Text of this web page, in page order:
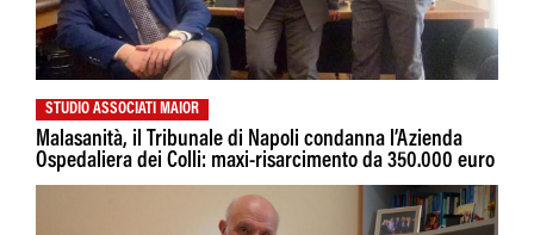
STUDIO ASSOCIATI MAIOR
Malasanità, il Tribunale di Napoli condanna l’Azienda
Ospedaliera dei Colli: maxi-risarcimento da 350.000 euro